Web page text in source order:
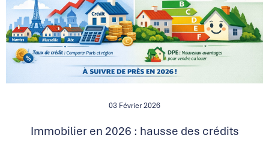
03 Février 2026
Immobilier en 2026 : hausse des crédits